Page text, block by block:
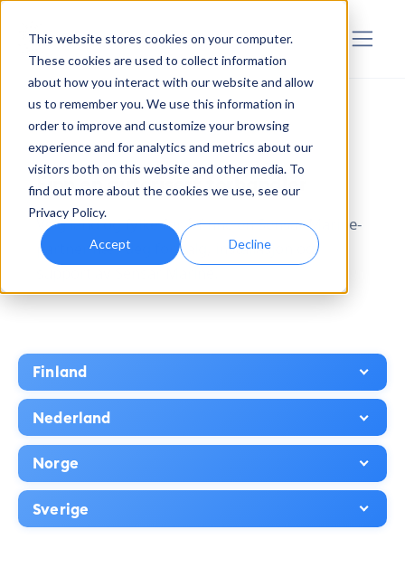
This website stores cookies on your computer.
These cookies are used to collect information
about how you interact with our website and allow
us to remember you. We use this information in
order to improve and customize your browsing
experience and for analytics and metrics about our
visitors both on this website and other media. To
find out more about the cookies we use, see our
Privacy Policy.
Accept Decline
Sensar Marine
Finn en autorisert forhandler
Velg land og fylke for å finne en Sensar Marine-
partner nær deg for salg, installasjon og
Finland
Nederland
Norge
Sverige